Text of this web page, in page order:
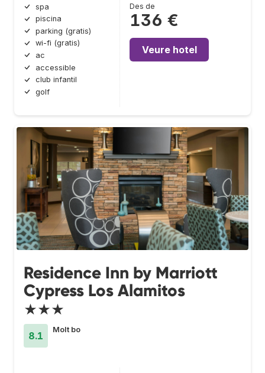
spa
piscina
parking (gratis)
wi-fi (gratis)
ac
accessible
club infantil
golf
Des de
136 €
Veure hotel
Residence Inn by Marriott
Cypress Los Alamitos
★★★
8.1
Molt bo